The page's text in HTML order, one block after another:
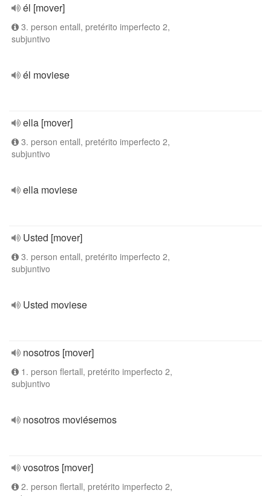
él [mover]
3. person entall, pretérito imperfecto 2,
subjuntivo
él moviese
ella [mover]
3. person entall, pretérito imperfecto 2,
subjuntivo
ella moviese
Usted [mover]
3. person entall, pretérito imperfecto 2,
subjuntivo
Usted moviese
nosotros [mover]
1. person flertall, pretérito imperfecto 2,
subjuntivo
nosotros moviésemos
vosotros [mover]
2. person flertall, pretérito imperfecto 2,